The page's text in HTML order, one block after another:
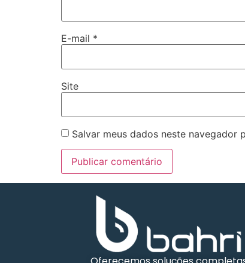
E-mail *
Site
Salvar meus dados neste navegador